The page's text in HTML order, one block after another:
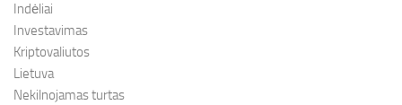
Indėliai
Investavimas
Kriptovaliutos
Lietuva
Nekilnojamas turtas